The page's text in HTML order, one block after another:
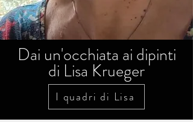
Dai un'occhiata ai dipinti
di Lisa Krueger
I quadri di Lisa